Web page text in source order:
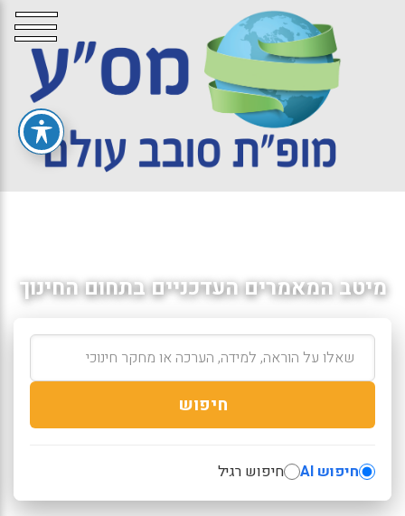
מיטב המאמרים העדכניים בתחום החינוך
חיפוש
חיפוש AI חיפוש רגיל